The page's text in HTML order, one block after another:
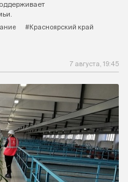
#Красноярский край
7 августа, 19:45